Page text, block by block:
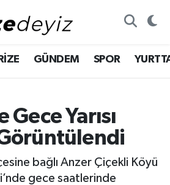
RİZE GÜNDEM SPOR
Gece Yarısı
bağlı Anzer Çiçekli Köyü
gece saatlerinde
Haritası
Durumu ve Fikstür